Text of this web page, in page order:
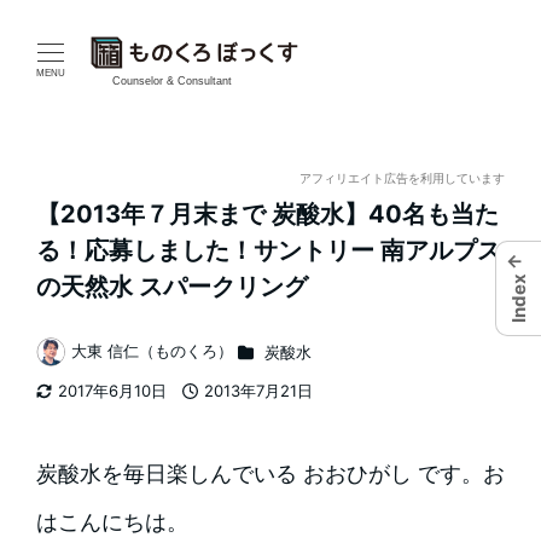
MENU
Counselor & Consultant
アフィリエイト広告を利用しています
【2013年７月末まで 炭酸水】40名も当た
る！応募しました！サントリー 南アルプス
の天然水 スパークリング
2017年6月10日
2013年7月21日
著
者
大東 信仁（ものくろ） カテゴリー
炭酸水
炭酸水を毎日楽しんでいる おおひがし です。お
はこんにちは。
←
Index